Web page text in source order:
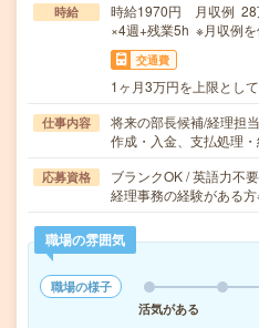
時給
時給1970円 月収例 28
×4週+残業5h ※月収例を
交通費
1ヶ月3万円を上限とし
仕事内容
将来の部長候補/経理担
作成・入金、支払処理
応募資格
ブランクOK / 英語力不要
経理事務の経験がある
職場の雰囲気
職場の様子
活気がある